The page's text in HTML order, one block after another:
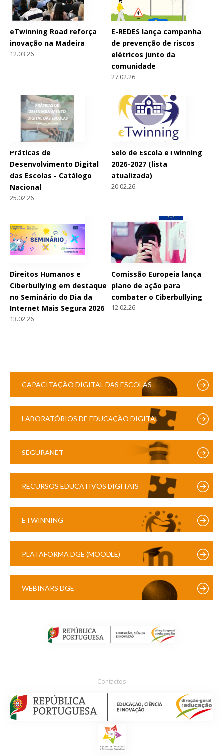
eTwinning Road reforça
inovação na Madeira
12.03.26
E-REDES lança campanha
de prevenção de riscos
elétricos junto da
comunidade
27.02.26
Práticas de
Desenvolvimento Digital
das Escolas - Catálogo
Nacional
25.02.26
Selo de Escola eTwinning
2026-2027 (lista
atualizada)
20.02.26
Direitos Humanos e
Ciberbullying em destaque
no Seminário do Dia da
Internet Mais Segura 2026
13.02.26
Comissão Europeia lança
plano de ação para
combater o Ciberbullying
12.02.26
CAPACITAÇÃO DIGITAL DAS ESCOLAS
LABORATÓRIOS DE EDUCAÇÃO DIGITAL
SEGURANET
RECURSOS EDUCATIVOS DIGITAIS
ETWINNING
PLATAFORMA DGE (MOODLE)
WEBINARS DGE
Contactos